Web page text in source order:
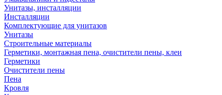
Унитазы, инсталляции
Инсталляции
Комплектующие для унитазов
Унитазы
Строительные материалы
Герметики, монтажная пена, очистители пены, клеи
Герметики
Очистители пены
Пена
Кровля